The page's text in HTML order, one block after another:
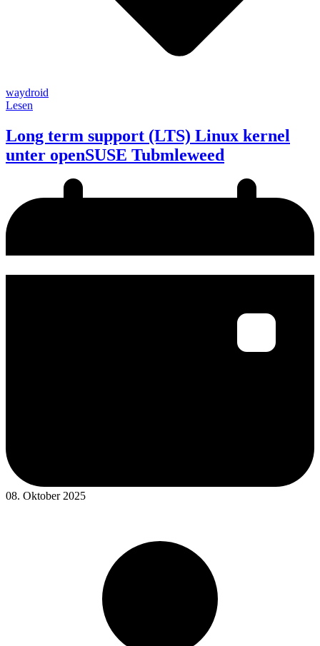
waydroid
Lesen
Long term support (LTS) Linux kernel
unter openSUSE Tubmleweed
08. Oktober 2025